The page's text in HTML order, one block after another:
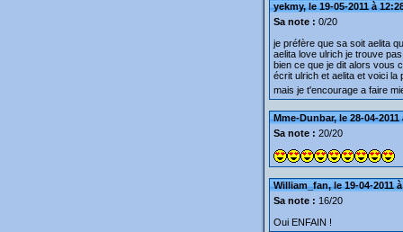
yekmy, le 19-05-2011 à
Sa note : 0/20
je préfère que sa soit aelita
aelita love ulrich je trouve
bien ce que je dit alors vous
écrit ulrich et aelita et voici la
mais je t'encourage a faire
Mme-Dunbar, le 28-04-2011
Sa note : 20/20
William_fan, le 19-04-2011
Sa note : 16/20
Oui ENFAIN !